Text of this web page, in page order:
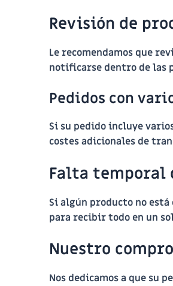
Revisión de
Le recomendamos que
notificarse dentro de las
Pedidos con
Si su pedido incluye
costes adicionales de
Falta temporal
Si algún producto no
para recibir todo en un
Nuestro
Nos dedicamos a que su